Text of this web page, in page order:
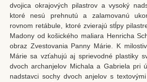
dvojica okrajových pilastrov a vysoký
ktoré nesú prehnutú a zalamovanú
rovnom retábule, ktoré zvierajú stĺpy
Madony od košického maliara Henricha
obraz Zvestovania Panny Márie. K
Márie sa vzťahujú aj sprievodné plastiky
dvoch archanjelov Michala a Gabriela pri
nadstavci sochy dvoch anjelov s